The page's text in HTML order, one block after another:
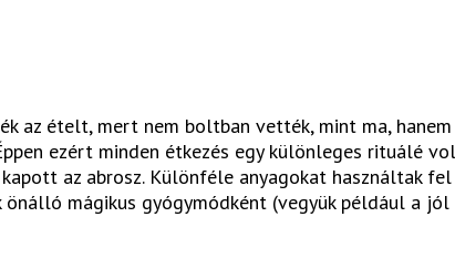
az ételt, mert nem boltban vették, mint ma,
ezért minden étkezés egy különleges rituálé
az abrosz. Különféle anyagokat használtak fel
mágikus gyógymódként (vegyük például a